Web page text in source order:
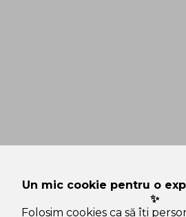
Un mic cookie pentru o
✨
Folosim cookies ca să îți